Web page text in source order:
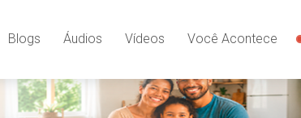
Blogs Áudios Vídeos Você Acontece